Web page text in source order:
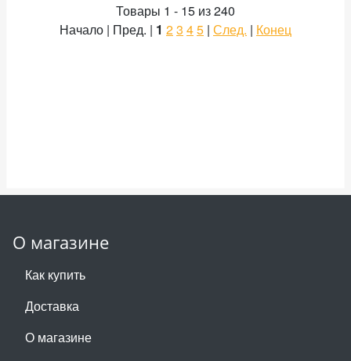
Товары 1 - 15 из 240
Начало | Пред. | 1 23 45 | След. | Конец
О магазине
Как купить
Доставка
О магазине